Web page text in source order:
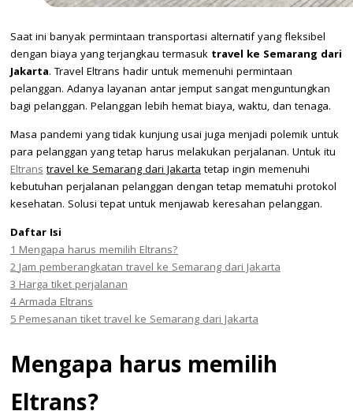
Saat ini banyak permintaan transportasi alternatif yang fleksibel
dengan biaya yang terjangkau termasuk travel ke Semarang dari
Jakarta. Travel Eltrans hadir untuk memenuhi permintaan
pelanggan. Adanya layanan antar jemput sangat menguntungkan
bagi pelanggan. Pelanggan lebih hemat biaya, waktu, dan tenaga.
Masa pandemi yang tidak kunjung usai juga menjadi polemik untuk
para pelanggan yang tetap harus melakukan perjalanan. Untuk itu
Eltranstravel ke Semarang dari Jakartatetap ingin memenuhi
kebutuhan perjalanan pelanggan dengan tetap mematuhi protokol
kesehatan. Solusi tepat untuk menjawab keresahan pelanggan.
Daftar Isi
1Mengapa harus memilih Eltrans?
2Jam pemberangkatan travel ke Semarang dari Jakarta
3Harga tiket perjalanan
4Armada Eltrans
5Pemesanan tiket travel ke Semarang dari Jakarta
Mengapa harus memilih